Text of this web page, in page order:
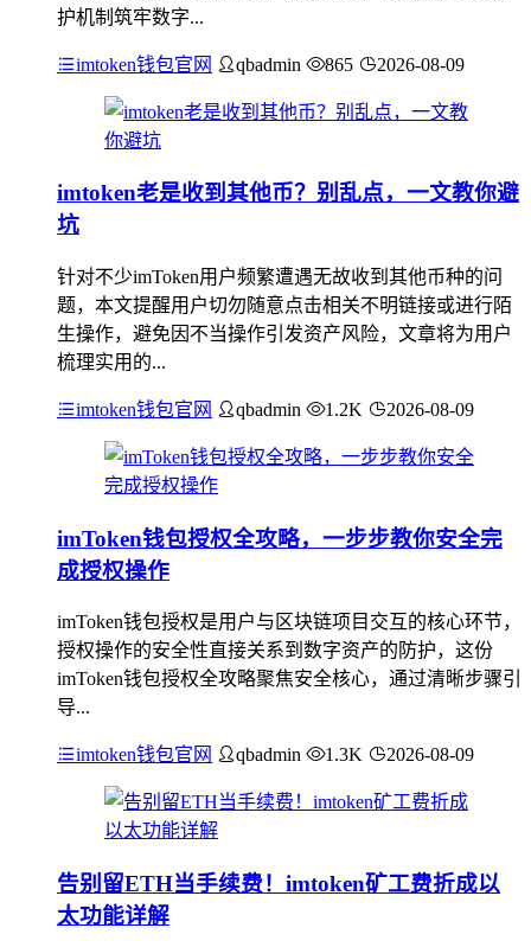
护机制筑牢数字...
imtoken钱包官网 qbadmin 865 2026-08-09
imtoken老是收到其他币？别乱点，一文教你避
坑
针对不少imToken用户频繁遭遇无故收到其他币种的问
题，本文提醒用户切勿随意点击相关不明链接或进行陌
生操作，避免因不当操作引发资产风险，文章将为用户
梳理实用的...
imtoken钱包官网 qbadmin 1.2K 2026-08-09
imToken钱包授权全攻略，一步步教你安全完
成授权操作
imToken钱包授权是用户与区块链项目交互的核心环节，
授权操作的安全性直接关系到数字资产的防护，这份
imToken钱包授权全攻略聚焦安全核心，通过清晰步骤引
导...
imtoken钱包官网 qbadmin 1.3K 2026-08-09
告别留ETH当手续费！imtoken矿工费折成以
太功能详解